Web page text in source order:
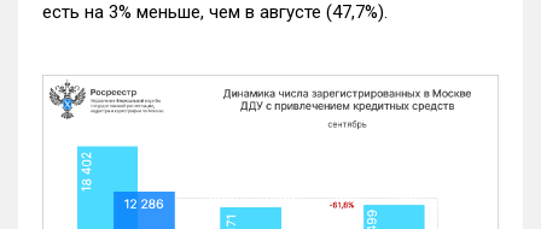
есть на 3% меньше, чем в августе (47,7%).